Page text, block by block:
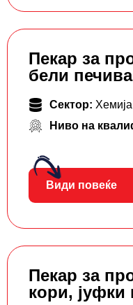
Пекар за
бели
Сектор: Хемија
Ниво на
Види повеќе
Пекар за
кори, јуфки